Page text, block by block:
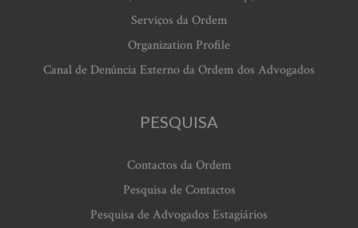
Serviços da Ordem
Organization Profile
Canal de Denúncia Externo da Ordem dos Advogados
PESQUISA
Contactos da Ordem
Pesquisa de Contactos
Pesquisa de Advogados Estagiários